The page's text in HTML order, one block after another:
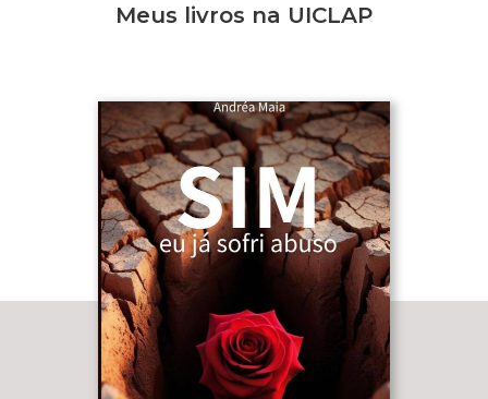
Meus livros na UICLAP